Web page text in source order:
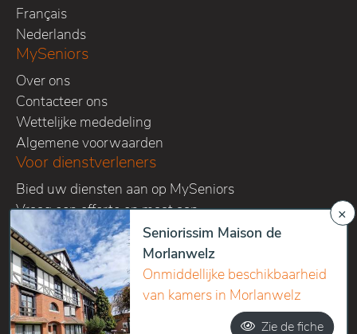
Français
Nederlands
MySeniors
Over ons
Contacteer ons
Wettelijke mededeling
Algemene voorwaarden
Voor dienstverleners
Bied uw diensten aan op MySeniors
Vraag een offerte op maat aan
Volg ons op onze sociale media kanalen
Copyright 2016-2026 Home sweet homes SPRL - All right
×
Seniorissim Maison de
Morlanwelz
Onmiddellijke beschikbaarheid
van kamers in Morlanwelz
Zie de fiche